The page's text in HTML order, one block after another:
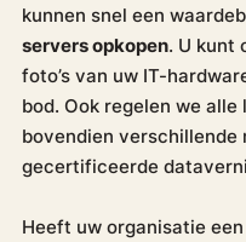
kunnen snel een
servers opkopen. U kunt
foto’s van uw IT-
bod. Ook regelen we
bovendien verschillende
gecertificeerde
Heeft uw organisatie